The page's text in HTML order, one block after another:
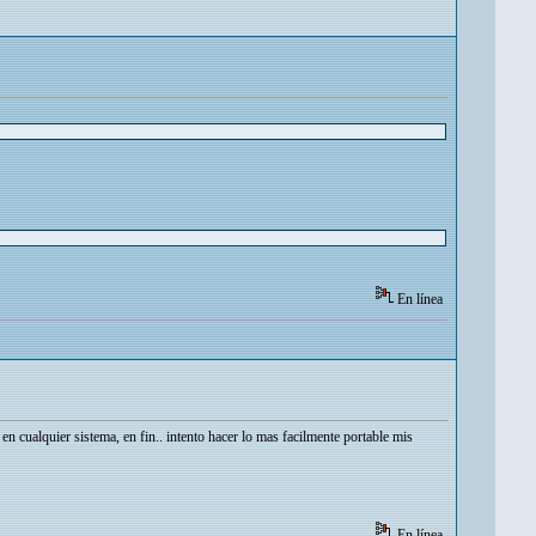
En línea
cualquier sistema, en fin.. intento hacer lo mas facilmente portable mis